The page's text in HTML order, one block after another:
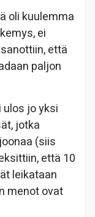
oli kuulemma
ei
että
paljon
jo yksi
jotka
(siis
että 10
leikataan
menot ovat